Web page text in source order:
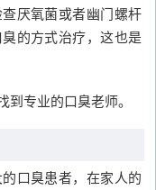
厌氧菌或者幽门螺杆
的方式治疗，这也是
专业的口臭老师。
口臭患者，在家人的